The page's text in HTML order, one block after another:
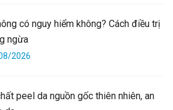
có nguy hiểm không? Cách điều trị
ngừa
2026
peel da nguồn gốc thiên nhiên, an